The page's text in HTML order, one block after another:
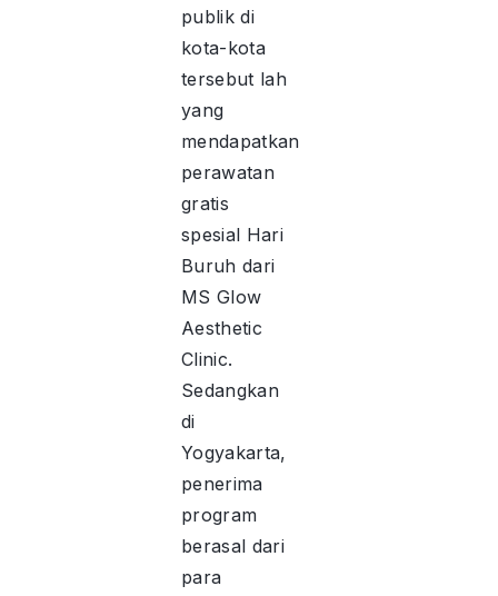
publik di
kota-kota
tersebut lah
yang
mendapatkan
perawatan
gratis
spesial Hari
Buruh dari
MS Glow
Aesthetic
Clinic.
Sedangkan
di
Yogyakarta,
penerima
program
berasal dari
para